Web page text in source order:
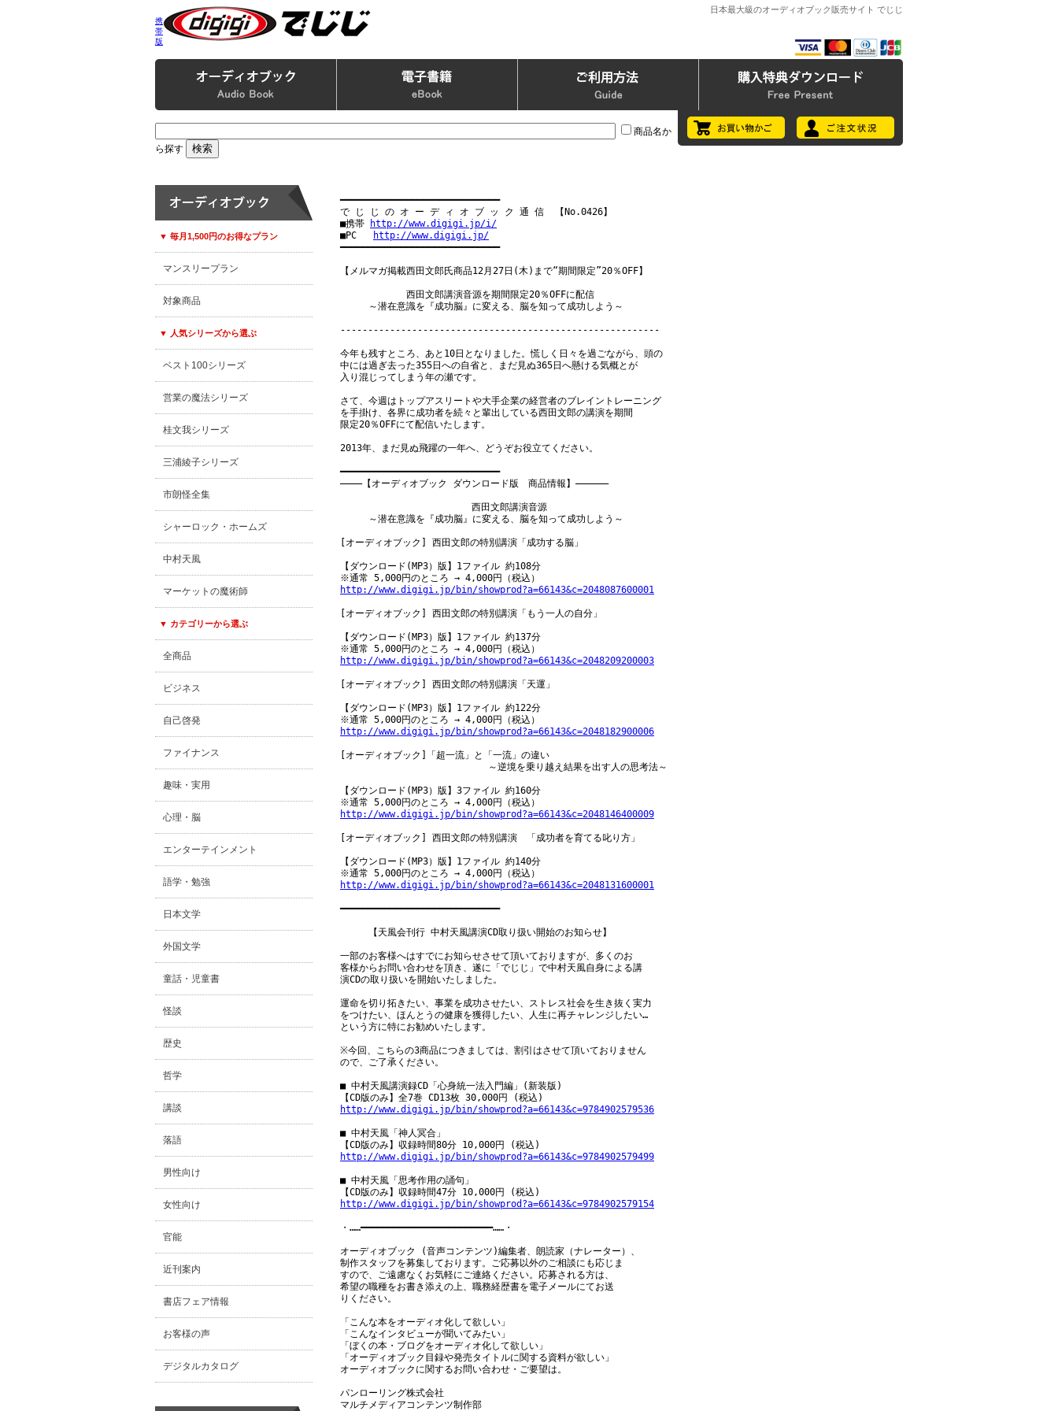
携
帯
版
日本最大級のオーディオブック販売サイト でじじ
商品名か
ら探す
▼ 毎月1,500円のお得なプラン
マンスリープラン
対象商品
▼ 人気シリーズから選ぶ
ベスト100シリーズ
営業の魔法シリーズ
桂文我シリーズ
三浦綾子シリーズ
市朗怪全集
シャーロック・ホームズ
中村天風
マーケットの魔術師
▼ カテゴリーから選ぶ
全商品
ビジネス
自己啓発
ファイナンス
趣味・実用
心理・脳
エンターテインメント
語学・勉強
日本文学
外国文学
童話・児童書
怪談
歴史
哲学
講談
落語
男性向け
女性向け
官能
近刊案内
書店フェア情報
お客様の声
デジタルカタログ
━━━━━━━━━━━━━━━━━━━━━━━━━━━━━
で じ じ の オ ー デ ィ オ ブ ッ ク 通 信  【No.0426】
■携帯
http://www.digigi.jp/i/
■PC
http://www.digigi.jp/
━━━━━━━━━━━━━━━━━━━━━━━━━━━━━
【メルマガ掲載西田文郎氏商品12月27日(木)まで“期間限定”20％OFF】
西田文郎講演音源を期間限定20％OFFに配信
～潜在意識を『成功脳』に変える、脳を知って成功しよう～
----------------------------------------------------------
今年も残すところ、あと10日となりました。慌しく日々を過ごながら、頭の
中には過ぎ去った355日への自省と、まだ見ぬ365日へ懸ける気概とが
入り混じってしまう年の瀬です。
さて、今週はトップアスリートや大手企業の経営者のブレイントレーニング
を手掛け、各界に成功者を続々と輩出している西田文郎の講演を期間
限定20％OFFにて配信いたします。
2013年、まだ見ぬ飛躍の一年へ、どうぞお役立てください。
━━━━━━━━━━━━━━━━━━━━━━━━━━━━━
――――【オーディオブック ダウンロード版　商品情報】――――――
     　　　　　　　　　　　西田文郎講演音源
～潜在意識を『成功脳』に変える、脳を知って成功しよう～
[オーディオブック] 西田文郎の特別講演「成功する脳」
【ダウンロード(MP3）版】1ファイル 約108分
http://www.digigi.jp/bin/showprod?a=66143&c=2048087600001
[オーディオブック] 西田文郎の特別講演「もう一人の自分」
【ダウンロード(MP3）版】1ファイル 約137分
http://www.digigi.jp/bin/showprod?a=66143&c=2048209200003
[オーディオブック] 西田文郎の特別講演「天運」
【ダウンロード(MP3）版】1ファイル 約122分
http://www.digigi.jp/bin/showprod?a=66143&c=2048182900006
[オーディオブック]「超一流」と「一流」の違い
                    　　　　～逆境を乗り越え結果を出す人の思考法～
【ダウンロード(MP3）版】3ファイル 約160分
http://www.digigi.jp/bin/showprod?a=66143&c=2048146400009
[オーディオブック] 西田文郎の特別講演　「成功者を育てる叱り方」
【ダウンロード(MP3）版】1ファイル 約140分
http://www.digigi.jp/bin/showprod?a=66143&c=2048131600001
━━━━━━━━━━━━━━━━━━━━━━━━━━━━━
【天風会刊行 中村天風講演CD取り扱い開始のお知らせ】
一部のお客様へはすでにお知らせさせて頂いておりますが、多くのお
客様からお問い合わせを頂き、遂に「でじじ」で中村天風自身による講
演CDの取り扱いを開始いたしました。
運命を切り拓きたい、事業を成功させたい、ストレス社会を生き抜く実力
をつけたい、ほんとうの健康を獲得したい、人生に再チャレンジしたい…
という方に特にお勧めいたします。
※今回、こちらの3商品につきましては、割引はさせて頂いておりません
ので、ご了承ください。
■ 中村天風講演録CD「心身統一法入門編」(新装版)
http://www.digigi.jp/bin/showprod?a=66143&c=9784902579536
■ 中村天風「神人冥合」
http://www.digigi.jp/bin/showprod?a=66143&c=9784902579499
■ 中村天風「思考作用の誦句」
http://www.digigi.jp/bin/showprod?a=66143&c=9784902579154
・……━━━━━━━━━━━━━━━━━━━━━━━━……・
オーディオブック (音声コンテンツ)編集者、朗読家（ナレーター）、
制作スタッフを募集しております。ご応募以外のご相談にも応じま
すので、ご遠慮なくお気軽にご連絡ください。応募される方は、
希望の職種をお書き添えの上、職務経歴書を電子メールにてお送
りください。
「こんな本をオーディオ化して欲しい」
「こんなインタビューが聞いてみたい」
「ぼくの本・ブログをオーディオ化して欲しい」
「オーディオブック目録や発売タイトルに関する資料が欲しい」
オーディオブックに関するお問い合わせ・ご要望は。
パンローリング株式会社